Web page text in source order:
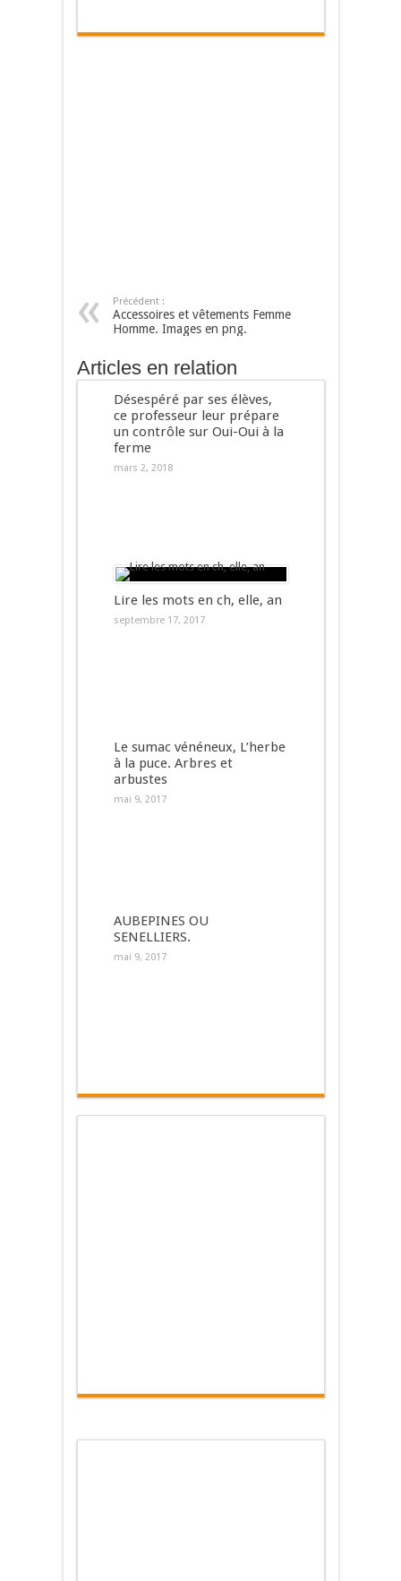
Précédent :
Accessoires et vêtements Femme
Homme. Images en png.
Articles en relation
Désespéré par ses élèves,
ce professeur leur prépare
un contrôle sur Oui-Oui à la
ferme
mars 2, 2018
Lire les mots en ch, elle, an
septembre 17, 2017
Le sumac vénéneux, L’herbe
à la puce. Arbres et
arbustes
mai 9, 2017
AUBEPINES OU
SENELLIERS.
mai 9, 2017